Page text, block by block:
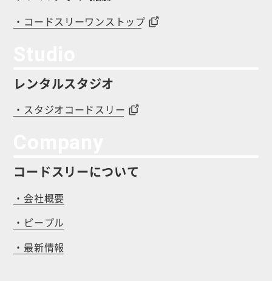
・コードスリーワンストップ
レンタルスタジオ
・スタジオコードスリー
コードスリーについて
・会社概要
・ピープル
・最新情報